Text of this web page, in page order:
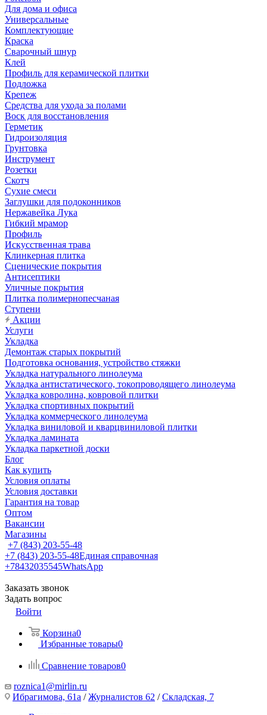
Для дома и офиса
Универсальные
Комплектующие
Краска
Сварочный шнур
Клей
Профиль для керамической плитки
Подложка
Крепеж
Средства для ухода за полами
Воск для восстановления
Герметик
Гидроизоляция
Грунтовка
Инструмент
Розетки
Скотч
Сухие смеси
Заглушки для подоконников
Нержавейка Лука
Гибкий мрамор
Профиль
Искусственная трава
Клинкерная плитка
Сценические покрытия
Антисептики
Уличные покрытия
Плитка полимернопесчаная
Ступени
Акции
Услуги
Укладка
Демонтаж старых покрытий
Подготовка основания, устройство стяжки
Укладка натурального линолеума
Укладка антистатического, токопроводящего линолеума
Укладка ковролина, ковровой плитки
Укладка спортивных покрытий
Укладка коммерческого линолеума
Укладка виниловой и кварцвиниловой плитки
Укладка ламината
Укладка паркетной доски
Блог
Как купить
Условия оплаты
Условия доставки
Гарантия на товар
Оптом
Вакансии
Магазины
+7 (843) 203-55-48
+7 (843) 203-55-48Единая справочная
+78432035545WhatsApp
Заказать звонок
Задать вопрос
Войти
Корзина0
Избранные товары0
Сравнение товаров0
roznica1@mirlin.ru
Ибрагимова, 61а /Журналистов 62 /Складская, 7